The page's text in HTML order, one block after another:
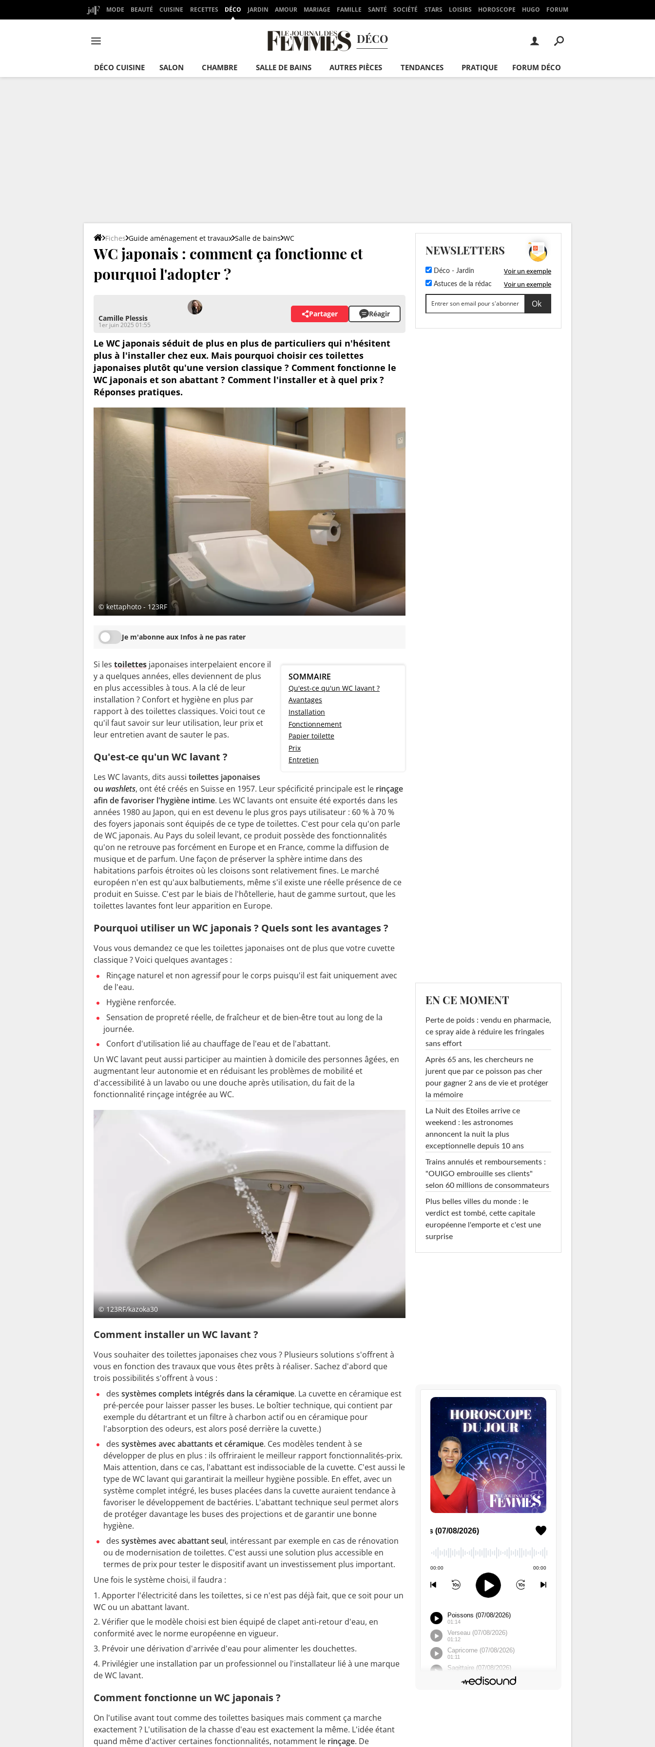
MODE BEAUTÉ CUISINE RECETTES DÉCO JARDIN AMOUR MARIAGE FAMILLE SANTÉ SOCIÉTÉ STARS LOISIRS HOROSCOPE HUGO FORUM
DÉCO
DÉCO CUISINE SALON CHAMBRE SALLE DE BAINS AUTRES PIÈCES TENDANCES PRATIQUE FORUM DÉCO
Fiches Guide aménagement et travaux Salle de bains WC
WC japonais : comment ça fonctionne et
pourquoi l'adopter ?
Camille Plessis
1er juin 2025 01:55
Partager Réagir
Le WC japonais séduit de plus en plus de particuliers qui n'hésitent
plus à l'installer chez eux. Mais pourquoi choisir ces toilettes
japonaises plutôt qu'une version classique ? Comment fonctionne le
WC japonais et son abattant ? Comment l'installer et à quel prix ?
Réponses pratiques.
© kettaphoto - 123RF
Je m'abonne aux Infos à ne pas rater
SOMMAIRE
Qu'est-ce qu'un WC lavant ?
Avantages
Installation
Fonctionnement
Papier toilette
Prix
Entretien
Si les toilettes japonaises interpelaient encore il
y a quelques années, elles deviennent de plus
en plus accessibles à tous. A la clé de leur
installation ? Confort et hygiène en plus par
rapport à des toilettes classiques. Voici tout ce
qu'il faut savoir sur leur utilisation, leur prix et
leur entretien avant de sauter le pas.
Qu'est-ce qu'un WC lavant ?
Les WC lavants, dits aussi toilettes japonaises
ou washlets, ont été créés en Suisse en 1957. Leur spécificité principale est le rinçage
afin de favoriser l'hygiène intime. Les WC lavants ont ensuite été exportés dans les
années 1980 au Japon, qui en est devenu le plus gros pays utilisateur : 60 % à 70 %
des foyers japonais sont équipés de ce type de toilettes. C'est pour cela qu'on parle
de WC japonais. Au Pays du soleil levant, ce produit possède des fonctionnalités
qu'on ne retrouve pas forcément en Europe et en France, comme la diffusion de
musique et de parfum. Une façon de préserver la sphère intime dans des
habitations parfois étroites où les cloisons sont relativement fines. Le marché
européen n'en est qu'aux balbutiements, même s'il existe une réelle présence de ce
produit en Suisse. C'est par le biais de l'hôtellerie, haut de gamme surtout, que les
toilettes lavantes font leur apparition en Europe.
Pourquoi utiliser un WC japonais ? Quels sont les avantages ?
Vous vous demandez ce que les toilettes japonaises ont de plus que votre cuvette
classique ? Voici quelques avantages :
Rinçage naturel et non agressif pour le corps puisqu'il est fait uniquement avec
de l'eau.
Hygiène renforcée.
Sensation de propreté réelle, de fraîcheur et de bien-être tout au long de la
journée.
Confort d'utilisation lié au chauffage de l'eau et de l'abattant.
Un WC lavant peut aussi participer au maintien à domicile des personnes âgées, en
augmentant leur autonomie et en réduisant les problèmes de mobilité et
d'accessibilité à un lavabo ou une douche après utilisation, du fait de la
fonctionnalité rinçage intégrée au WC.
© 123RF/kazoka30
Comment installer un WC lavant ?
Vous souhaiter des toilettes japonaises chez vous ? Plusieurs solutions s'offrent à
vous en fonction des travaux que vous êtes prêts à réaliser. Sachez d'abord que
trois possibilités s'offrent à vous :
des systèmes complets intégrés dans la céramique. La cuvette en céramique est
pré-percée pour laisser passer les buses. Le boîtier technique, qui contient par
exemple du détartrant et un filtre à charbon actif ou en céramique pour
l'absorption des odeurs, est alors posé derrière la cuvette.)
des systèmes avec abattants et céramique. Ces modèles tendent à se
développer de plus en plus : ils offriraient le meilleur rapport fonctionnalités-prix.
Mais attention, dans ce cas, l'abattant est indissociable de la cuvette. C'est aussi le
type de WC lavant qui garantirait la meilleur hygiène possible. En effet, avec un
système complet intégré, les buses placées dans la cuvette auraient tendance à
favoriser le développement de bactéries. L'abattant technique seul permet alors
de protéger davantage les buses des projections et de garantir une bonne
hygiène.
des systèmes avec abattant seul, intéressant par exemple en cas de rénovation
ou de modernisation de toilettes. C'est aussi une solution plus accessible en
termes de prix pour tester le dispositif avant un investissement plus important.
Une fois le système choisi, il faudra :
Apporter l'électricité dans les toilettes, si ce n'est pas déjà fait, que ce soit pour un
WC ou un abattant lavant.
Vérifier que le modèle choisi est bien équipé de clapet anti-retour d'eau, en
conformité avec le norme européenne en vigueur.
Prévoir une dérivation d'arrivée d'eau pour alimenter les douchettes.
Privilégier une installation par un professionnel ou l'installateur lié à une marque
de WC lavant.
Comment fonctionne un WC japonais ?
On l'utilise avant tout comme des toilettes basiques mais comment ça marche
exactement ? L'utilisation de la chasse d'eau est exactement la même. L'idée étant
quand même d'activer certaines fonctionnalités, notamment le rinçage. De
NEWSLETTERS
Déco - Jardin Voir un exemple
Astuces de la rédac Voir un exemple
EN CE MOMENT
Perte de poids : vendu en pharmacie,
ce spray aide à réduire les fringales
sans effort
Après 65 ans, les chercheurs ne
jurent que par ce poisson pas cher
pour gagner 2 ans de vie et protéger
la mémoire
La Nuit des Etoiles arrive ce
weekend : les astronomes
annoncent la nuit la plus
exceptionnelle depuis 10 ans
Trains annulés et remboursements :
"OUIGO embrouille ses clients"
selon 60 millions de consommateurs
Plus belles villes du monde : le
verdict est tombé, cette capitale
européenne l'emporte et c'est une
surprise